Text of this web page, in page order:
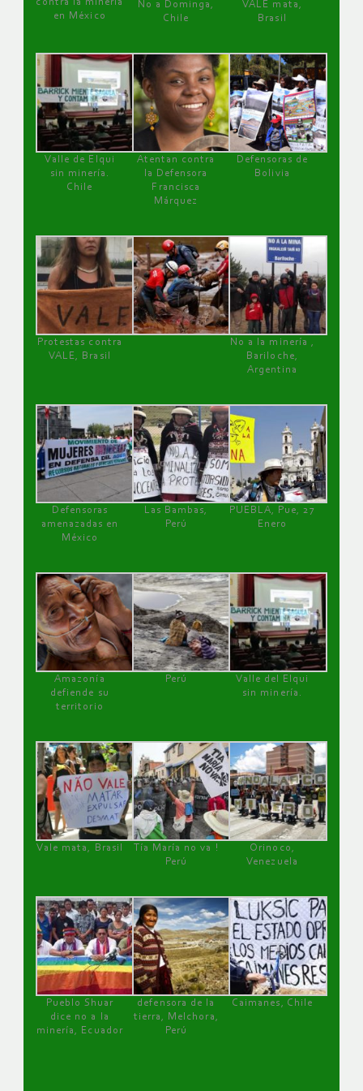
contra la minería
en México
No a Dominga,
Chile
VALE mata,
Brasil
Valle de Elqui
sin minería.
Chile
Atentan contra
la Defensora
Francisca
Márquez
Defensoras de
Bolivia
Protestas contra
VALE, Brasil
No a la minería ,
Bariloche,
Argentina
Defensoras
amenazadas en
México
Las Bambas,
Perú
PUEBLA, Pue, 27
Enero
Amazonía
defiende su
territorio
Perú
Valle del Elqui
sin minería.
Vale mata, Brasil
Tía María no va !
Perú
Orinoco,
Venezuela
Pueblo Shuar
dice no a la
minería, Ecuador
defensora de la
tierra, Melchora,
Perú
Caimanes, Chile